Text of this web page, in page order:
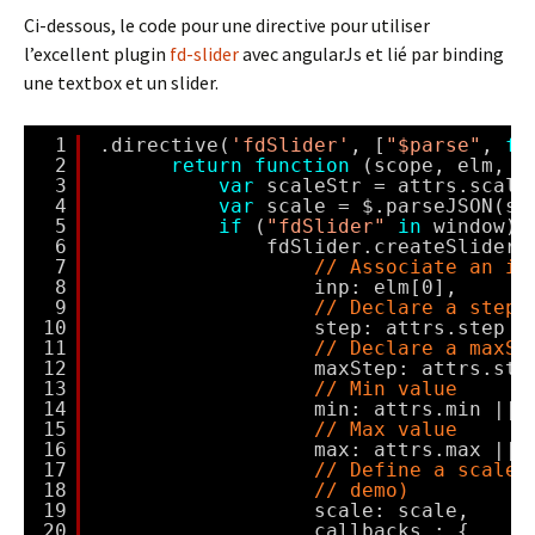
Ci-dessous, le code pour une directive pour utiliser
l’excellent plugin fd-slideravec angularJs et lié par binding
une textbox et un slider.
1
2
3
4
5
6
7
8
9
10
11
12
13
14
15
16
17
18
19
.directive( 'fdSlider' , [ "$parse" ,
return
function
(scope, elm,
var
scaleStr =
var
scale =
if
( "fdSlider" in window)
// Associate an
inp: elm[0],
// Declare a step
step: attrs.step
// Declare a
maxStep:
// Min value
min: attrs.min ||
// Max value
max: attrs.max ||
// Define a scale
// demo)
scale: scale,